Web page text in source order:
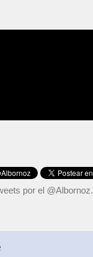
por el @Albornoz.